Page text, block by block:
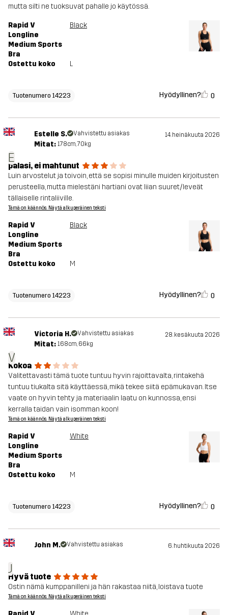
mutta silti ne tuoksuvat pahalle jo käytössä.
Rapid V
Longline
Medium Sports
Bra
Black
Ostettu koko L
Tuotenumero 14223 Hyödyllinen? 0
E
Estelle S. Vahvistettu asiakas 14. heinäkuuta 2026
Mitat: 178cm, 70kg
palasi, ei mahtunut
Luin arvostelut ja toivoin, että se sopisi minulle muiden kirjoitusten
perusteella, mutta mielestäni hartiani ovat liian suuret/leveät
tällaiselle rintaliiville.
Tämä on käännös. Näytä alkuperäinen teksti
Rapid V
Longline
Medium Sports
Bra
Black
Ostettu koko M
Tuotenumero 14223 Hyödyllinen? 0
V
Victoria H. Vahvistettu asiakas 28. kesäkuuta 2026
Mitat: 168cm, 66kg
Kokoa
Valitettavasti tämä tuote tuntuu hyvin rajoittavalta, rintakehä
tuntuu tiukalta sitä käyttäessä, mikä tekee siitä epämukavan. Itse
vaate on hyvin tehty ja materiaalin laatu on kunnossa, ensi
kerralla taidan vain isomman koon!
Tämä on käännös. Näytä alkuperäinen teksti
Rapid V
Longline
Medium Sports
Bra
White
Ostettu koko M
Tuotenumero 14223 Hyödyllinen? 0
J
John M. Vahvistettu asiakas 6. huhtikuuta 2026
Hyvä tuote
Ostin nämä kumppanilleni ja hän rakastaa niitä, loistava tuote
Tämä on käännös. Näytä alkuperäinen teksti